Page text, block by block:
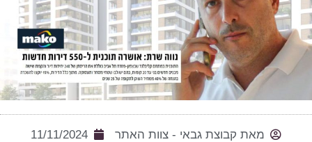
מאתקבוצת גבאי - צוות האתר 11/11/2024